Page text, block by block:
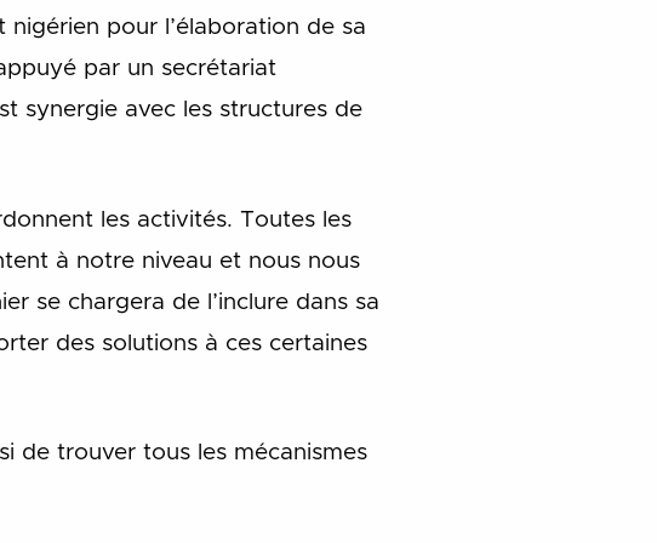
pour l’élaboration de sa
par un secrétariat
synergie avec les structures de
les activités. Toutes les
à notre niveau et nous nous
se chargera de l’inclure dans sa
des solutions à ces certaines
de trouver tous les mécanismes